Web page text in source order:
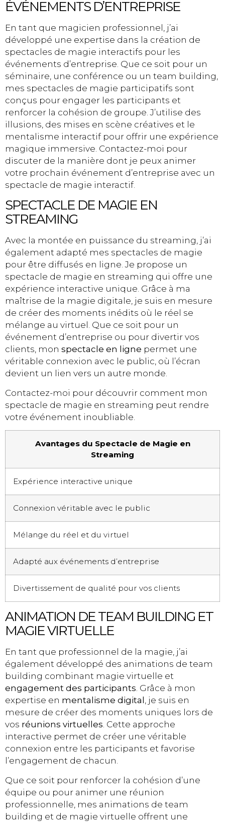
ÉVÉNEMENTS D’ENTREPRISE
En tant que magicien professionnel, j’ai
développé une expertise dans la création de
spectacles de magie interactifs pour les
événements d’entreprise. Que ce soit pour un
séminaire, une conférence ou un team building,
mes spectacles de magie participatifs sont
conçus pour engager les participants et
renforcer la cohésion de groupe. J’utilise des
illusions, des mises en scène créatives et le
mentalisme interactif pour offrir une expérience
magique immersive. Contactez-moi pour
discuter de la manière dont je peux animer
votre prochain événement d’entreprise avec un
spectacle de magie interactif.
SPECTACLE DE MAGIE EN
STREAMING
Avec la montée en puissance du streaming, j’ai
également adapté mes spectacles de magie
pour être diffusés en ligne. Je propose un
spectacle de magie en streaming qui offre une
expérience interactive unique. Grâce à ma
maîtrise de la magie digitale, je suis en mesure
de créer des moments inédits où le réel se
mélange au virtuel. Que ce soit pour un
événement d’entreprise ou pour divertir vos
clients, mon spectacle en ligne permet une
véritable connexion avec le public, où l’écran
devient un lien vers un autre monde.
Contactez-moi pour découvrir comment mon
spectacle de magie en streaming peut rendre
votre événement inoubliable.
Avantages du Spectacle de Magie en
Streaming
Expérience interactive unique
Connexion véritable avec le public
Mélange du réel et du virtuel
Adapté aux événements d’entreprise
Divertissement de qualité pour vos clients
ANIMATION DE TEAM BUILDING ET
MAGIE VIRTUELLE
En tant que professionnel de la magie, j’ai
également développé des animations de team
building combinant magie virtuelle et
engagement des participants. Grâce à mon
expertise en mentalisme digital , je suis en
mesure de créer des moments uniques lors de
vos réunions virtuelles. Cette approche
interactive permet de créer une véritable
connexion entre les participants et favorise
l’engagement de chacun.
Que ce soit pour renforcer la cohésion d’une
équipe ou pour animer une réunion
professionnelle, mes animations de team
building et de magie virtuelle offrent une